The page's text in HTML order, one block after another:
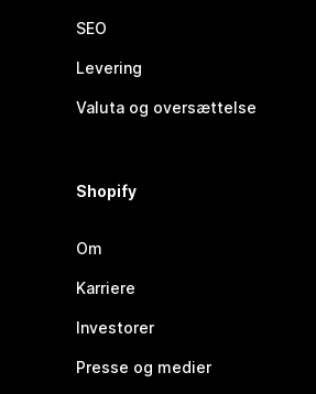
SEO
Levering
Valuta og oversættelse
Shopify
Om
Karriere
Investorer
Presse og medier